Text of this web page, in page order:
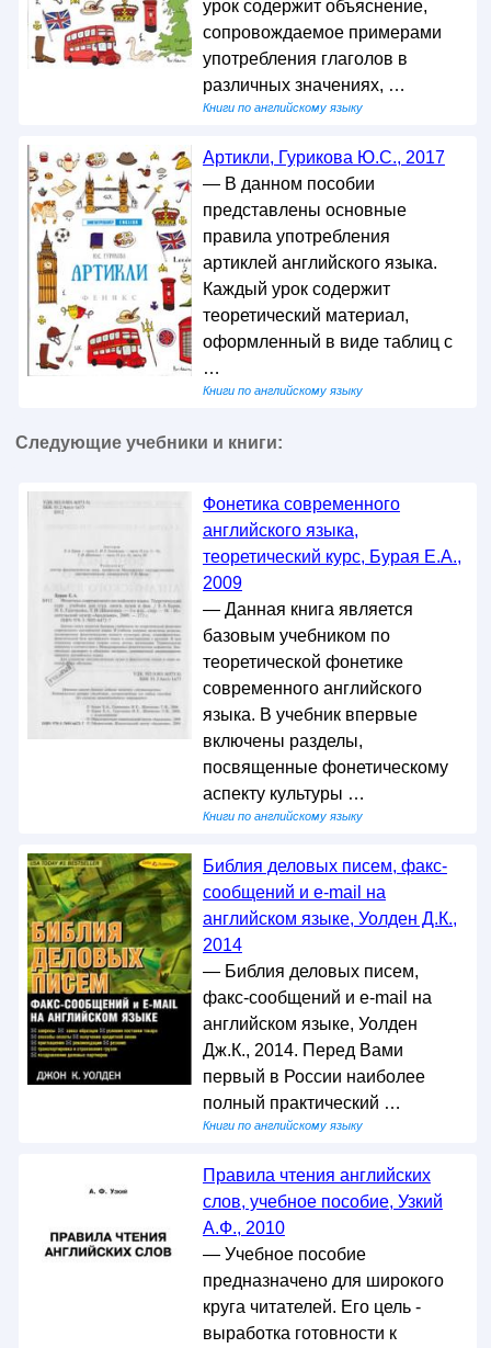
урок содержит объяснение,
сопровождаемое примерами
употребления глаголов в
различных значениях, …
Книги по английскому языку
Артикли, Гурикова Ю.С., 2017
— В данном пособии
представлены основные
правила употребления
артиклей английского языка.
Каждый урок содержит
теоретический материал,
оформленный в виде таблиц с
…
Книги по английскому языку
Следующие учебники и книги:
Фонетика современного
английского языка,
теоретический курс, Бурая Е.А.,
2009
— Данная книга является
базовым учебником по
теоретической фонетике
современного английского
языка. В учебник впервые
включены разделы,
посвященные фонетическому
аспекту культуры …
Книги по английскому языку
Библия деловых писем, факс-
сообщений и e-mail на
английском языке, Уолден Д.К.,
2014
— Библия деловых писем,
факс-сообщений и e-mail на
английском языке, Уолден
Дж.К., 2014. Перед Вами
первый в России наиболее
полный практический …
Книги по английскому языку
Правила чтения английских
слов, учебное пособие, Узкий
А.Ф., 2010
— Учебное пособие
предназначено для широкого
круга читателей. Его цель -
выработка готовности к